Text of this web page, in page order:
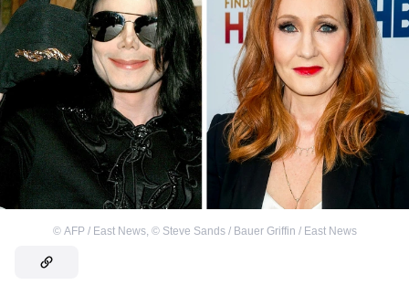
© AFP / East News, © Steve Sands / Bauer Griffin / East News